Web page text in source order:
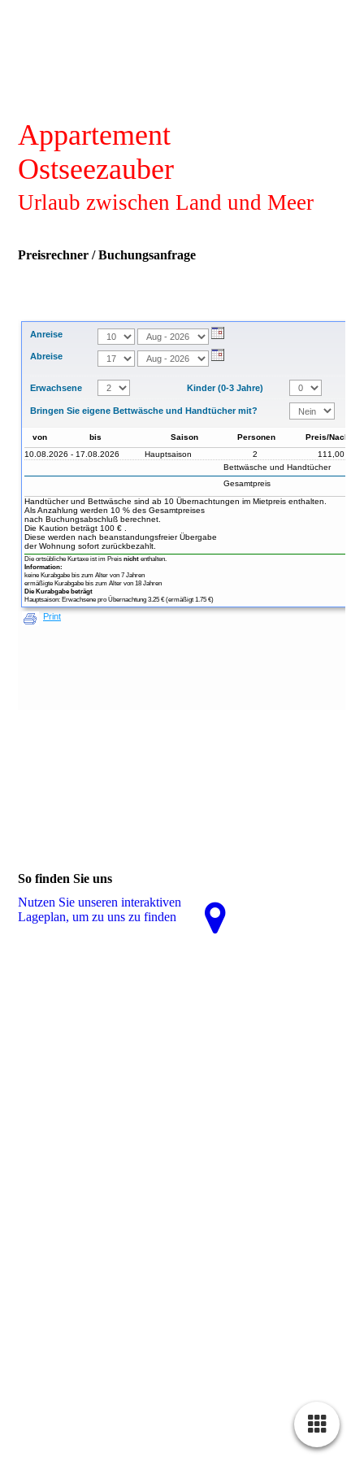
Appartement
Ostseezauber
Urlaub zwischen Land und Meer
Preisrechner / Buchungsanfrage
So finden Sie uns
Nutzen Sie unseren interaktiven
La­ge­plan, um zu uns zu finden